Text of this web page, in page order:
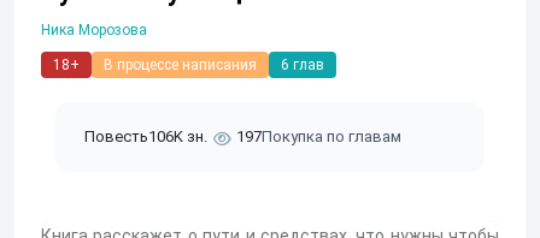
Ника Морозова
18+ В процессе написания 6 глав
Повесть106K зн. 197Покупка по главам